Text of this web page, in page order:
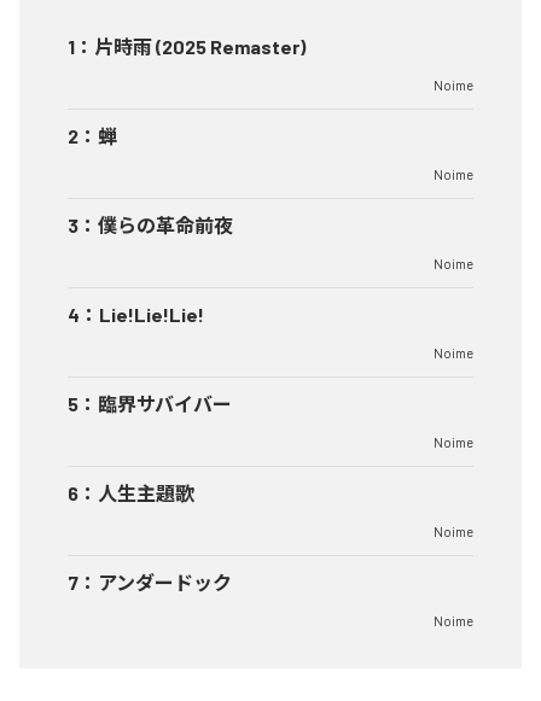
1 ： 片時雨 (2025 Remaster)
Noime
2 ： 蝉
Noime
3 ： 僕らの革命前夜
Noime
4 ： Lie!Lie!Lie!
Noime
5 ： 臨界サバイバー
Noime
6 ： 人生主題歌
Noime
7 ： アンダードック
Noime